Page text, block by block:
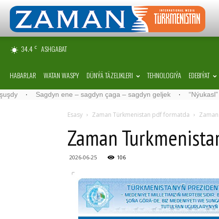
34.4 C ASHGABAT
HABARLAR WATAN WASPY DÜNÝÄ TÄZELIKLERI TEHNOLOGIÝA EDEBIÝAT
ene – sagdyn çaga – sagdyn geljek · “Nýukasl” tälimçisini
Esasy Zaman Türkmenistan pdf formatda
Zaman
2026-06-25 106